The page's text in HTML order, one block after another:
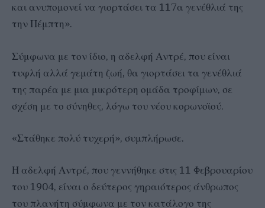
και ανυπομονεί να γιορτάσει τα 117α γενέθλιά της
την Πέμπτη».
Σύμφωνα με τον ίδιο, η αδελφή Αντρέ, που είναι
τυφλή αλλά γεμάτη ζωή, θα γιορτάσει τα γενέθλιά
της παρέα με μια μικρότερη ομάδα τροφίμων, σε
σχέση με το σύνηθες, λόγω του νέου κορωνοϊού.
«Στάθηκε πολύ τυχερή», συμπλήρωσε.
Η αδελφή Αντρέ, που γεννήθηκε στις 11 Φεβρουαρίου
του 1904, είναι ο δεύτερος γηραιότερος άνθρωπος
του πλανήτη σύμφωνα με τον κατάλογο της